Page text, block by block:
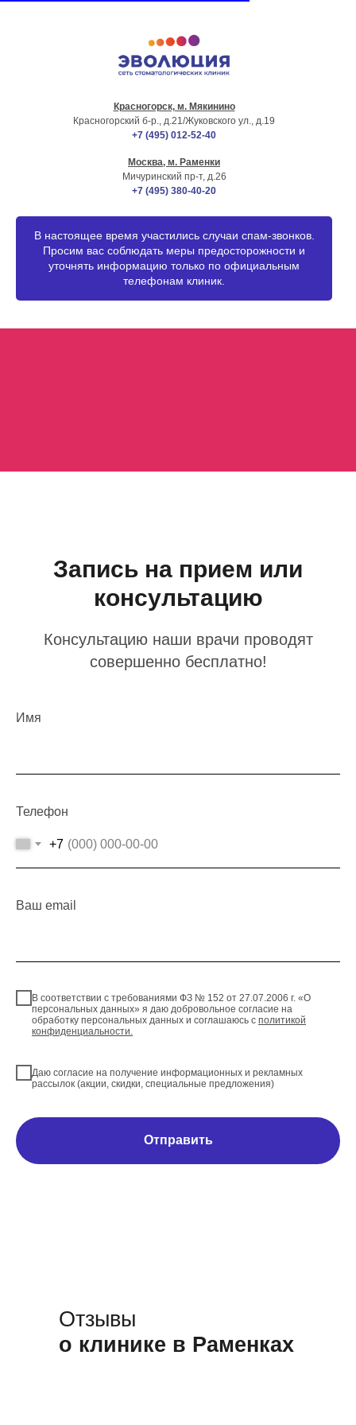
Красногорск, м. Мякинино
Красногорский б-р., д.21/Жуковского ул., д.19
+7 (495) 012-52-40
Москва, м. Раменки
Мичуринский пр-т, д.26
+7 (495) 380-40-20
В настоящее время участились случаи спам-звонков.
Просим вас соблюдать меры предосторожности и
уточнять информацию только по официальным
телефонам клиник.
Запись на прием или
консультацию
Консультацию наши врачи проводят
совершенно бесплатно!
Имя
Телефон
+7
Ваш email
В соответствии с требованиями ФЗ № 152 от 27.07.2006 г. «О
персональных данных» я даю добровольное согласие на
обработку персональных данных и соглашаюсь c политикой
конфиденциальности.
Даю согласие на получение информационных и рекламных
рассылок (акции, скидки, специальные предложения)
Отправить
Отзывы
о клинике в Раменках